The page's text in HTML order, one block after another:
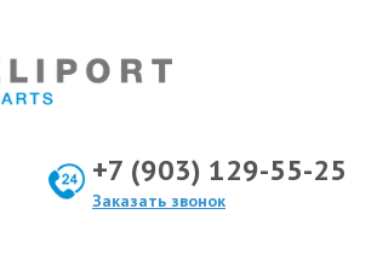
+7 (903) 129-55-25
Заказать звонок